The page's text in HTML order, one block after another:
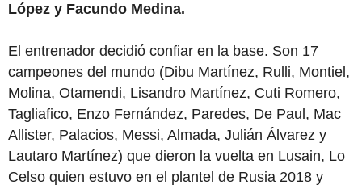
López y Facundo Medina.
El entrenador decidió confiar en la base. Son 17
campeones del mundo (Dibu Martínez, Rulli, Montiel,
Molina, Otamendi, Lisandro Martínez, Cuti Romero,
Tagliafico, Enzo Fernández, Paredes, De Paul, Mac
Allister, Palacios, Messi, Almada, Julián Álvarez y
Lautaro Martínez) que dieron la vuelta en Lusain, Lo
Celso quien estuvo en el plantel de Rusia 2018 y